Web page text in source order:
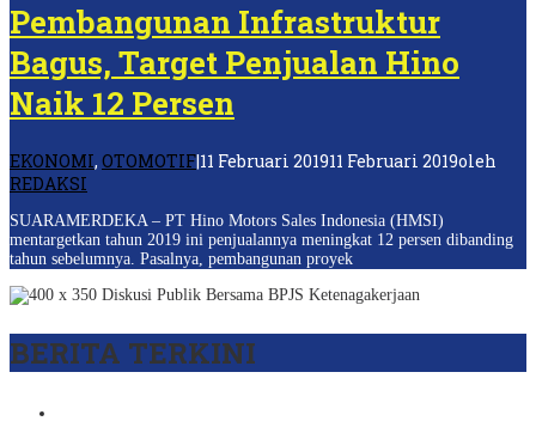
Pembangunan Infrastruktur
Bagus, Target Penjualan Hino
Naik 12 Persen
EKONOMI, OTOMOTIF|11 Februari 201911 Februari 2019oleh
REDAKSI
SUARAMERDEKA – PT Hino Motors Sales Indonesia (HMSI)
mentargetkan tahun 2019 ini penjualannya meningkat 12 persen dibanding
tahun sebelumnya. Pasalnya, pembangunan proyek
BERITA TERKINI